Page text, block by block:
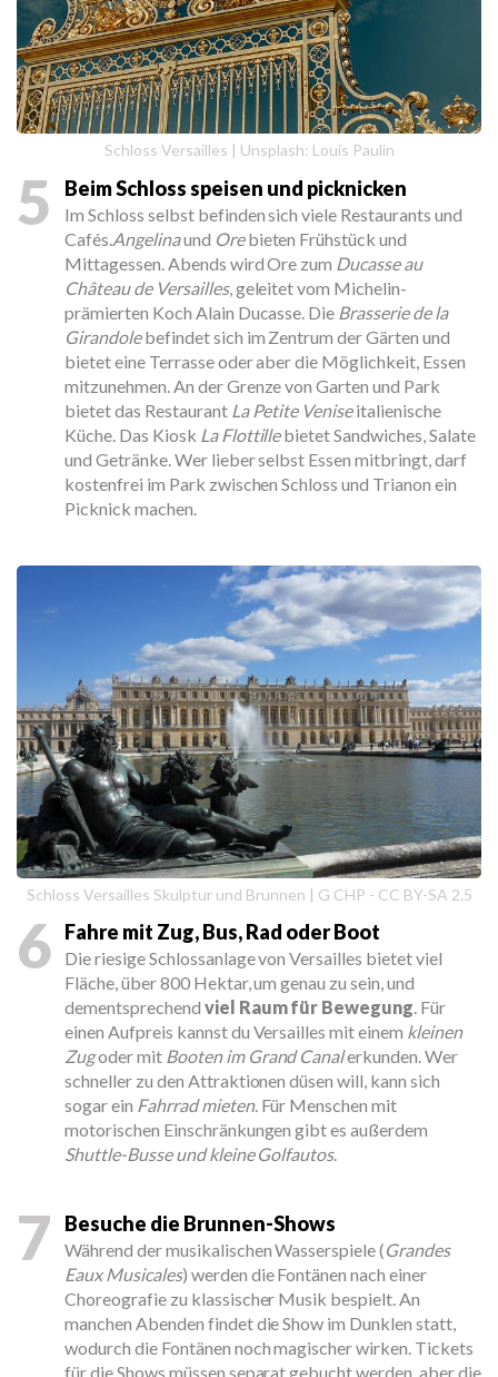
Schloss Versailles | Unsplash: Louis Paulin
5 Beim Schloss speisen und picknicken
Im Schloss selbst befinden sich viele Restaurants und
Cafés.Angelinaund Orebieten Frühstück und
Mittagessen. Abends wird Ore zum Ducasse au
Château de Versailles, geleitet vom Michelin-
prämierten Koch Alain Ducasse. Die Brasserie de la
Girandolebefindet sich im Zentrum der Gärten und
bietet eine Terrasse oder aber die Möglichkeit, Essen
mitzunehmen. An der Grenze von Garten und Park
bietet das Restaurant La Petite Veniseitalienische
Küche. Das Kiosk La Flottillebietet Sandwiches, Salate
und Getränke. Wer lieber selbst Essen mitbringt, darf
kostenfrei im Park zwischen Schloss und Trianon ein
Picknick machen.
Schloss Versailles Skulptur und Brunnen | G CHP - CC BY-SA 2.5
6 Fahre mit Zug, Bus, Rad oder Boot
Die riesige Schlossanlage von Versailles bietet viel
Fläche, über 800 Hektar, um genau zu sein, und
dementsprechend viel Raum für Bewegung. Für
einen Aufpreis kannst du Versailles mit einem kleinen
Zugoder mit Booten im Grand Canalerkunden. Wer
schneller zu den Attraktionen düsen will, kann sich
sogar ein Fahrrad mieten. Für Menschen mit
motorischen Einschränkungen gibt es außerdem
Shuttle-Busse und kleine Golfautos.
7 Besuche die Brunnen-Shows
Während der musikalischen Wasserspiele (Grandes
Eaux Musicales) werden die Fontänen nach einer
Choreografie zu klassischer Musik bespielt. An
manchen Abenden findet die Show im Dunklen statt,
wodurch die Fontänen noch magischer wirken. Tickets
für die Shows müssen separat gebucht werden, aber die